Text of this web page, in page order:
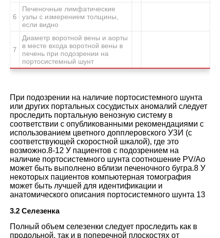
6
Печеночные лимфатические
узлы с измерением толщины,
если видно
7
Диаметр воротной вены и аорты
в месте входа воротной вены в
печень при подозрении на
портосистемный шунт
При подозрении на наличие портосистемного шунта
или других портальных сосудистых аномалий следует
проследить портальную венозную систему в
соответствии с опубликованными рекомендациями с
использованием цветного допплеровского УЗИ (с
соответствующей скоростной шкалой), где это
возможно.8-12 У пациентов с подозрением на
наличие портосистемного шунта соотношение PV/Ao
может быть выполнено вблизи печеночного бугра.8 У
некоторых пациентов компьютерная томография
может быть лучшей для идентификации и
анатомического описания портосистемного шунта 13
3.2 Селезенка
Полный объем селезенки следует проследить как в
продольной, так и в поперечной плоскостях от